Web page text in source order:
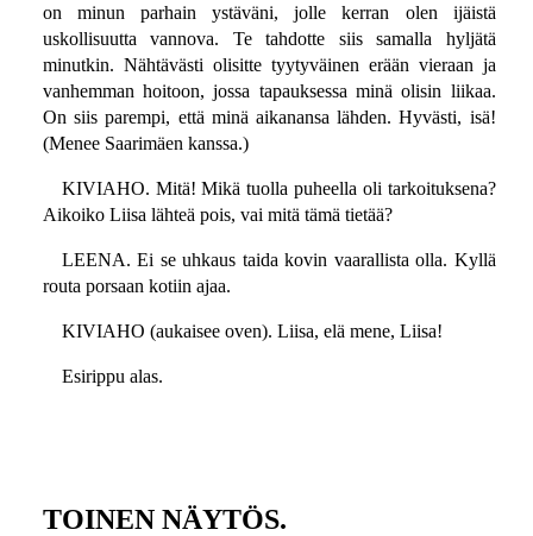
on minun parhain ystäväni, jolle kerran olen ijäistä
uskollisuutta vannova. Te tahdotte siis samalla hyljätä
minutkin. Nähtävästi olisitte tyytyväinen erään vieraan ja
vanhemman hoitoon, jossa tapauksessa minä olisin liikaa.
On siis parempi, että minä aikanansa lähden. Hyvästi, isä!
(Menee Saarimäen kanssa.)
KIVIAHO. Mitä! Mikä tuolla puheella oli tarkoituksena?
Aikoiko Liisa lähteä pois, vai mitä tämä tietää?
LEENA. Ei se uhkaus taida kovin vaarallista olla. Kyllä
routa porsaan kotiin ajaa.
KIVIAHO (aukaisee oven). Liisa, elä mene, Liisa!
Esirippu alas.
TOINEN NÄYTÖS.